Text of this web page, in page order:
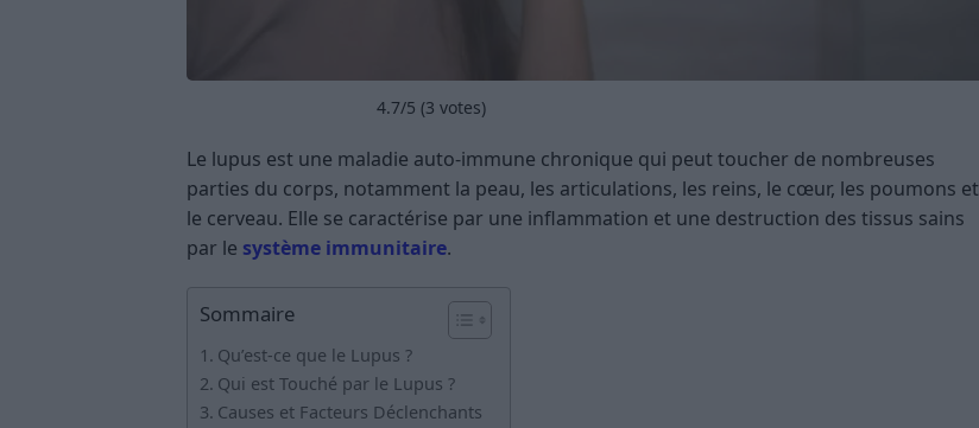
4.7/5 (3 votes)
Le lupus est une maladie auto-immune chronique qui peut toucher de nombreuses
parties du corps, notamment la peau, les articulations, les reins, le cœur, les poumons et
le cerveau. Elle se caractérise par une inflammation et une destruction des tissus sains
par le système immunitaire.
Sommaire
Qu’est-ce que le Lupus ?
Qui est Touché par le Lupus ?
Causes et Facteurs Déclenchants